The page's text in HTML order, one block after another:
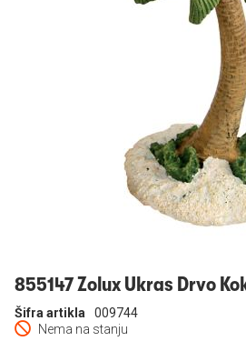
855147 Zolux Ukras Drvo
Nema na stanju
Šifra artikla 009744